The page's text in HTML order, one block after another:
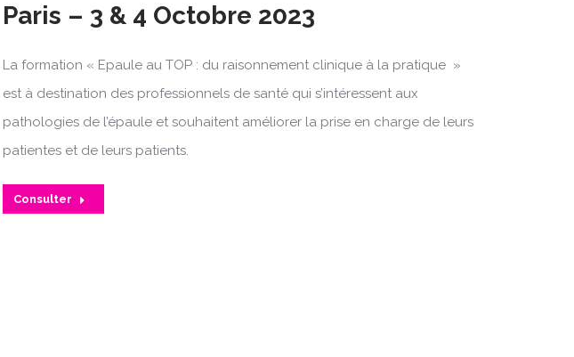
Paris – 3 & 4 Octobre 2023
La formation « Epaule au TOP : du raisonnement clinique à la pratique »
est à destination des professionnels de santé qui s’intéressent aux
pathologies de l’épaule et souhaitent améliorer la prise en charge de leurs
patientes et de leurs patients.
Consulter